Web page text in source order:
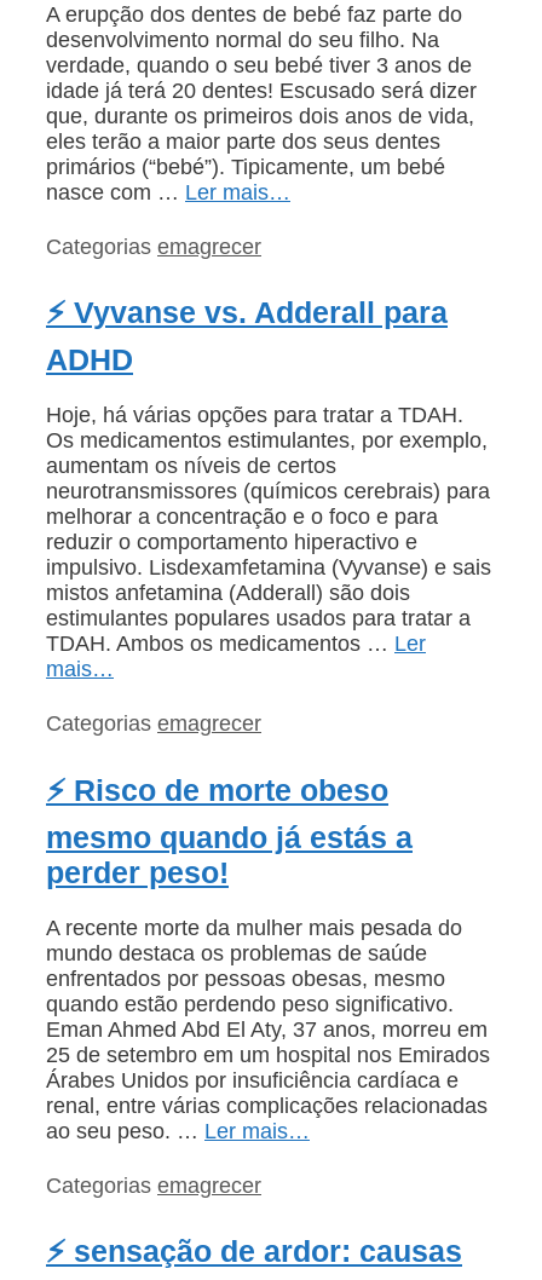
A erupção dos dentes de bebé faz parte do
desenvolvimento normal do seu filho. Na
verdade, quando o seu bebé tiver 3 anos de
idade já terá 20 dentes! Escusado será dizer
que, durante os primeiros dois anos de vida,
eles terão a maior parte dos seus dentes
primários (“bebé”). Tipicamente, um bebé
nasce com … Ler mais…
Categorias emagrecer
⚡ Vyvanse vs. Adderall para
ADHD
Hoje, há várias opções para tratar a TDAH.
Os medicamentos estimulantes, por exemplo,
aumentam os níveis de certos
neurotransmissores (químicos cerebrais) para
melhorar a concentração e o foco e para
reduzir o comportamento hiperactivo e
impulsivo. Lisdexamfetamina (Vyvanse) e sais
mistos anfetamina (Adderall) são dois
estimulantes populares usados para tratar a
TDAH. Ambos os medicamentos … Ler
mais…
Categorias emagrecer
⚡ Risco de morte obeso
mesmo quando já estás a
perder peso!
A recente morte da mulher mais pesada do
mundo destaca os problemas de saúde
enfrentados por pessoas obesas, mesmo
quando estão perdendo peso significativo.
Eman Ahmed Abd El Aty, 37 anos, morreu em
25 de setembro em um hospital nos Emirados
Árabes Unidos por insuficiência cardíaca e
renal, entre várias complicações relacionadas
ao seu peso. … Ler mais…
Categorias emagrecer
⚡ sensação de ardor: causas